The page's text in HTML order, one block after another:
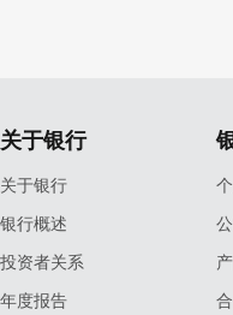
关于银行
关于银行
银行概述
投资者关系
年度报告